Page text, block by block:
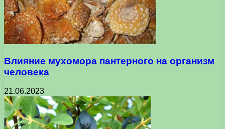
Влияние мухомора пантерного на организм
человека
21.06.2023